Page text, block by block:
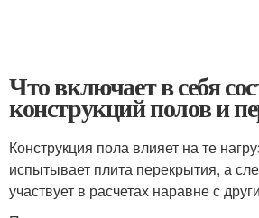
Что включает в себя
конструкций полов и
Конструкция пола влияет на те
испытывает плита перекрытия, а
участвует в расчетах наравне с